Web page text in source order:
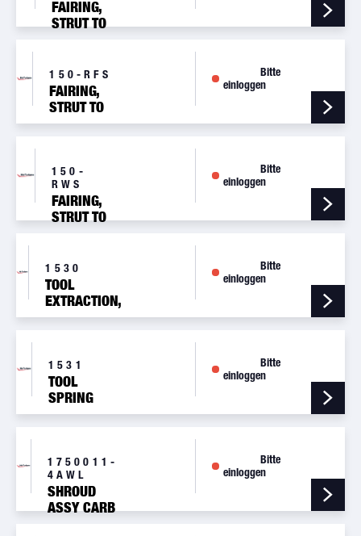
FAIRING,
STRUT TO
150-RFS
FAIRING,
STRUT TO
FUSELAGE,
Bitte
einloggen
150-
RWS
FAIRING,
STRUT TO
Bitte
einloggen
1530
TOOL
EXTRACTION,
FLOATING
DAMPENER
Bitte
einloggen
1531
TOOL
SPRING
INSERTION
Bitte
einloggen
1750011-
4AWL
SHROUD
ASSY CARB
Bitte
einloggen